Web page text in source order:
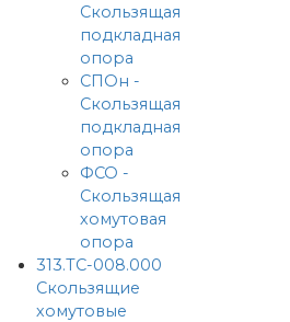
Скользящая
подкладная
опора
СПОн -
Скользящая
подкладная
опора
ФСО -
Скользящая
хомутовая
опора
313.ТС-008.000
Скользящие
хомутовые